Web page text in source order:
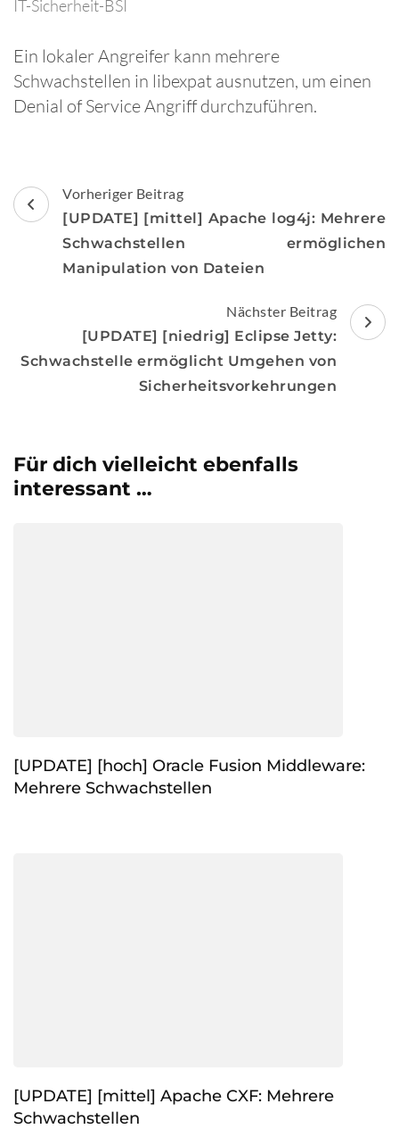
IT-Sicherheit-BSI
Ein lokaler Angreifer kann mehrere
Schwachstellen in libexpat ausnutzen, um einen
Denial of Service Angriff durchzuführen.
Beitragsnavigation
Vorheriger Beitrag
[UPDATE] [mittel] Apache log4j: Mehrere
Schwachstellen ermöglichen
Manipulation von Dateien
Nächster Beitrag
[UPDATE] [niedrig] Eclipse Jetty:
Schwachstelle ermöglicht Umgehen von
Sicherheitsvorkehrungen
Für dich vielleicht ebenfalls
interessant …
[UPDATE] [hoch] Oracle Fusion Middleware:
Mehrere Schwachstellen
[UPDATE] [mittel] Apache CXF: Mehrere
Schwachstellen